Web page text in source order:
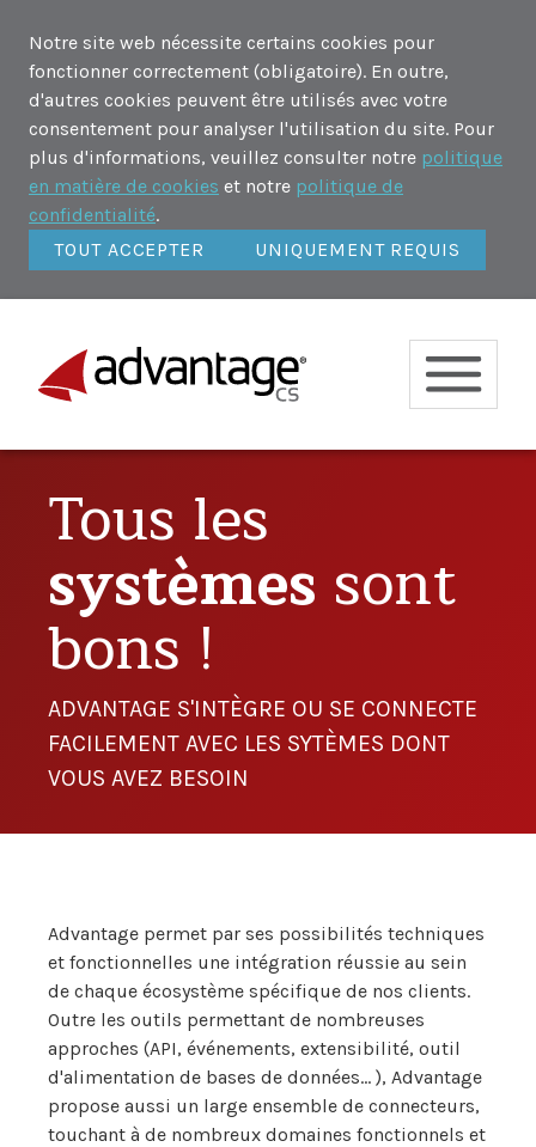
Notre site web nécessite certains cookies pour
fonctionner correctement (obligatoire). En outre,
d'autres cookies peuvent être utilisés avec votre
consentement pour analyser l'utilisation du site. Pour
plus d'informations, veuillez consulter notre politique
en matière de cookies et notre politique de
confidentialité.
TOUT ACCEPTER
UNIQUEMENT REQUIS
Tous les
systèmes sont
bons !
ADVANTAGE S'INTÈGRE OU SE CONNECTE
FACILEMENT AVEC LES SYTÈMES DONT
VOUS AVEZ BESOIN
Advantage permet par ses possibilités techniques
et fonctionnelles une intégration réussie au sein
de chaque écosystème spécifique de nos clients.
Outre les outils permettant de nombreuses
approches (API, événements, extensibilité, outil
d'alimentation de bases de données... ), Advantage
propose aussi un large ensemble de connecteurs,
touchant à de nombreux domaines fonctionnels et